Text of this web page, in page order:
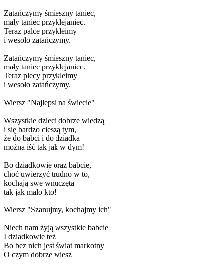
Zatańczymy śmieszny taniec,
mały taniec przyklejaniec.
Teraz palce przykleimy
i wesoło zatańczymy.
Zatańczymy śmieszny taniec,
mały taniec przyklejaniec.
Teraz plecy przykleimy
i wesoło zatańczymy.
Wiersz "Najlepsi na świecie"
Wszystkie dzieci dobrze wiedzą
i się bardzo cieszą tym,
że do babci i do dziadka
można iść tak jak w dym!
Bo dziadkowie oraz babcie,
choć uwierzyć trudno w to,
kochają swe wnuczęta
tak jak mało kto!
Wiersz "Szanujmy, kochajmy ich"
Niech nam żyją wszystkie babcie
I dziadkowie też
Bo bez nich jest świat markotny
O czym dobrze wiesz